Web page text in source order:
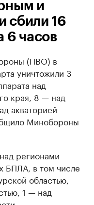
и
сбили 16
6 часов
(ПВО) в
уничтожили 3
над
края, 8 — над
акваторией
Минобороны
регионами
БПЛА, в том числе
областью,
1 — над